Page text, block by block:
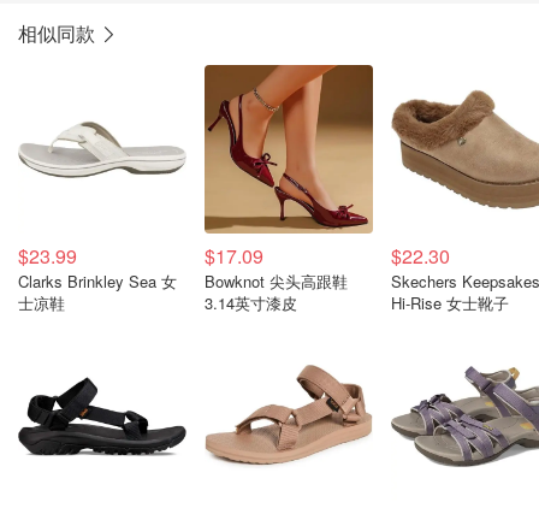
相似同款
$23.99
Clarks Brinkley Sea 女
士凉鞋
$17.09
Bowknot 尖头高跟鞋
3.14英寸漆皮
$22.30
Skechers Keepsakes
Hi-Rise 女士靴子